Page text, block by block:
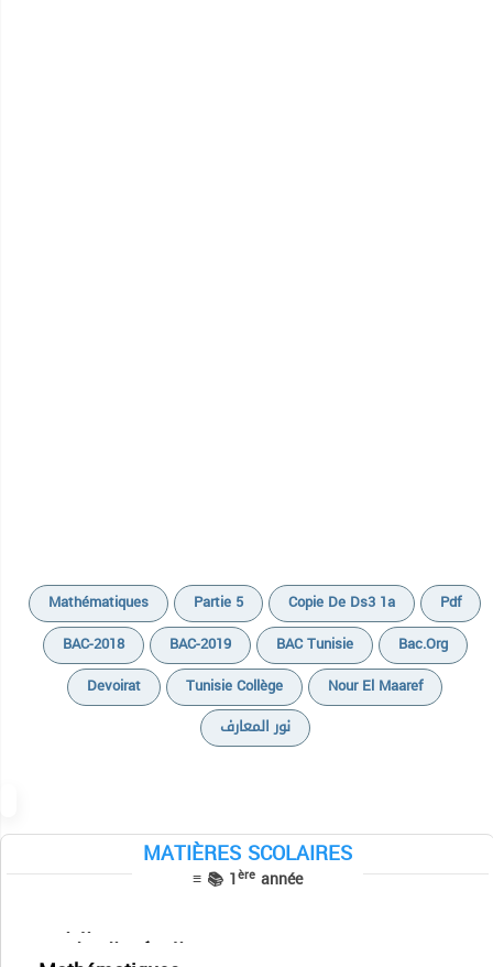
Mathématiques Partie 5 Copie De Ds3 1a
Pdf
BAC-2018
BAC-2019 BAC Tunisie
Bac.org
Devoirat
Tunisie Collège
Nour El Maaref
نور المعارف
MATIÈRES SCOLAIRES
≡ 📚 1ère année
Français
Devoirs
التاريخ
Devoirs
التفكير الإسلامي
Cours
Devoirs
Exercices